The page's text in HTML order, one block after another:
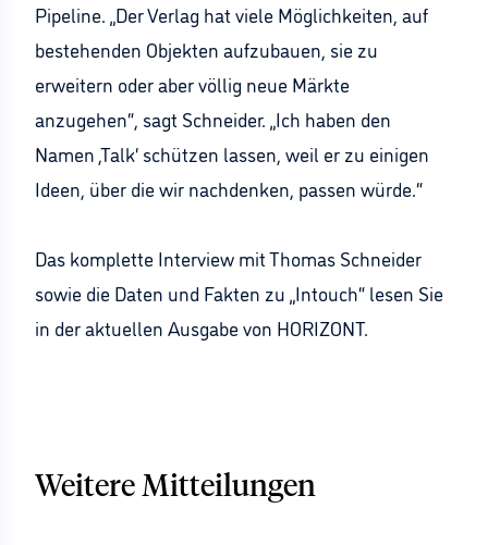
Pipeline. „Der Verlag hat viele Möglichkeiten, auf
bestehenden Objekten aufzubauen, sie zu
erweitern oder aber völlig neue Märkte
anzugehen“, sagt Schneider. „Ich haben den
Namen ,Talk‘ schützen lassen, weil er zu einigen
Ideen, über die wir nachdenken, passen würde.“
Das komplette Interview mit Thomas Schneider
sowie die Daten und Fakten zu „Intouch“ lesen Sie
in der aktuellen Ausgabe von HORIZONT.
Weitere Mitteilungen